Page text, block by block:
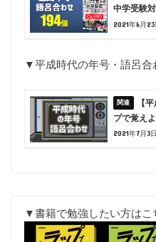
中学受験対
2021年6月23
▼平成時代の年号・語呂
【
プで覚えよ
2021年7月3日
▼書籍で勉強したい方は